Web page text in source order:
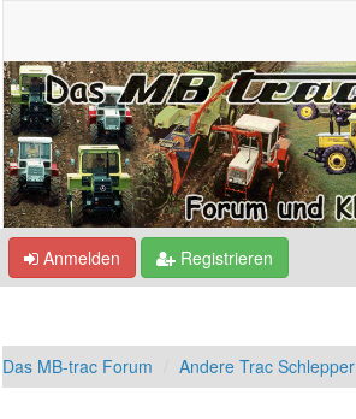
Anmelden Registrieren
Das MB-trac Forum Andere Trac Schlepper